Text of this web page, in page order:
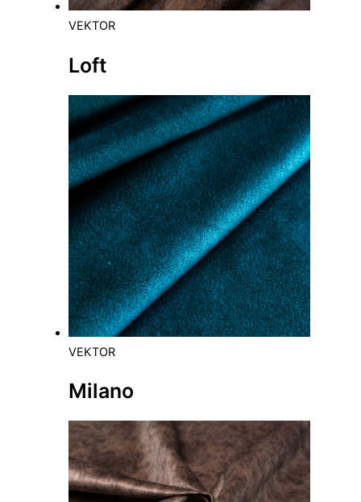
VEKTOR
Loft
VEKTOR
Milano